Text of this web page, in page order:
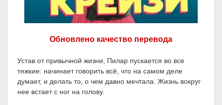
Обновлено качество перевода
Устав от привычной жизни, Пилар пускается во все
тяжкие: начинает говорить всё, что на самом деле
думает, и делать то, о чем давно мечтала. Жизнь вокруг
нее встает с ног на голову.